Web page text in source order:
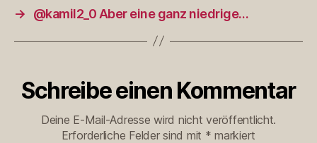
→
@kamil2_0 Aber eine ganz niedrige…
Schreibe einen Kommentar
Deine E-Mail-Adresse wird nicht veröffentlicht.
Erforderliche Felder sind mit * markiert